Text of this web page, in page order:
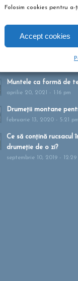
Folosim cookies pentru
Accept cookies
Tabere pentru copii?
Muntele ca formă de
aprilie 20, 2021 - 1:16 pm
Drumeții montane
februarie 13, 2020 - 5:21 pm
Ce să conțină rucsacul
drumeție de o zi?
septembrie 10, 2019 - 12:29